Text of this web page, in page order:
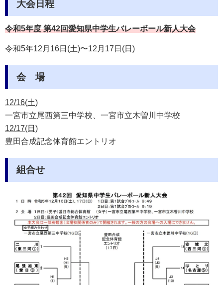
大会日程
令和5年度第42回愛知県中学生バレーボール新人大会
令和5年12月16日(土)〜12月17日(日)
会 場
12/16(土)
一宮市立尾西第三中学校、一宮市立木曽川中学校
12/17(日)
豊田合成記念体育館エントリオ
組合せ